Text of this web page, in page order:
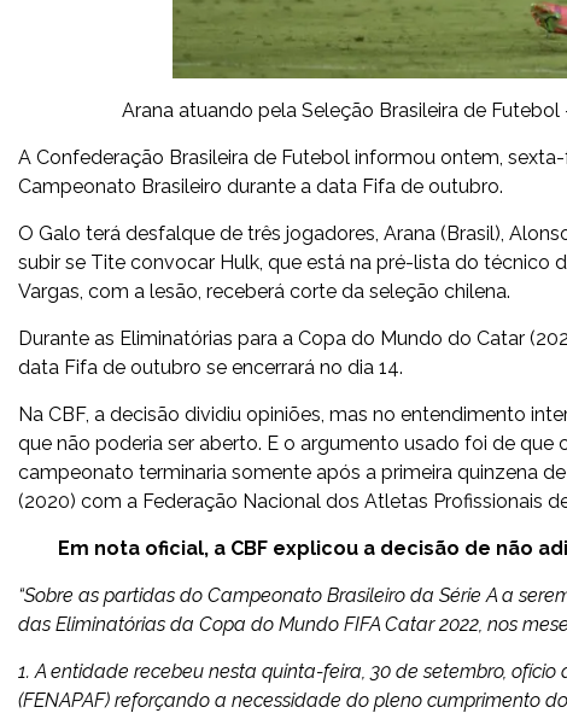
Arana atuando pela Seleção Brasileira de
A Confederação Brasileira de Futebol informou ontem,
Campeonato Brasileiro durante a data Fifa de outubro.
O Galo terá desfalque de três jogadores, Arana (Brasil),
subir se Tite convocar Hulk, que está na pré-lista do técnico
Vargas, com a lesão, receberá corte da seleção chilena.
Durante as Eliminatórias para a Copa do Mundo do Catar
data Fifa de outubro se encerrará no dia 14.
Na CBF, a decisão dividiu opiniões, mas no entendimento
que não poderia ser aberto. E o argumento usado foi de que
campeonato terminaria somente após a primeira quinzena
(2020) com a Federação Nacional dos Atletas Profissionais
Em nota oficial, a CBF explicou a decisão de não
“Sobre as partidas do Campeonato Brasileiro da Série A a
das Eliminatórias da Copa do Mundo FIFA Catar 2022, nos
1. A entidade recebeu nesta quinta-feira, 30 de setembro,
(FENAPAF) reforçando a necessidade do pleno cumprimento